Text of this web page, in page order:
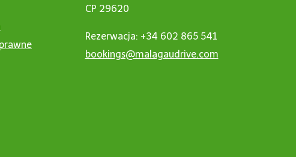
CP 29620
Rezerwacja: +34 602 865 541
bookings@malagaudrive.com